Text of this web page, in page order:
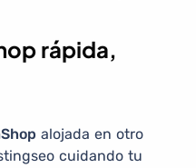
rápida,
alojada en otro
cuidando tu